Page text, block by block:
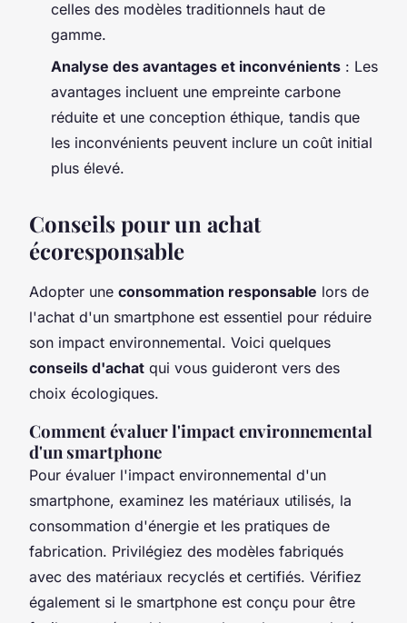
celles des modèles traditionnels haut de
gamme.
Analyse des avantages et inconvénients : Les
avantages incluent une empreinte carbone
réduite et une conception éthique, tandis que
les inconvénients peuvent inclure un coût initial
plus élevé.
Conseils pour un achat
écoresponsable
Adopter une consommation responsable lors de
l'achat d'un smartphone est essentiel pour réduire
son impact environnemental. Voici quelques
conseils d'achat qui vous guideront vers des
choix écologiques.
Comment évaluer l'impact environnemental
d'un smartphone
Pour évaluer l'impact environnemental d'un
smartphone, examinez les matériaux utilisés, la
consommation d'énergie et les pratiques de
fabrication. Privilégiez des modèles fabriqués
avec des matériaux recyclés et certifiés. Vérifiez
également si le smartphone est conçu pour être